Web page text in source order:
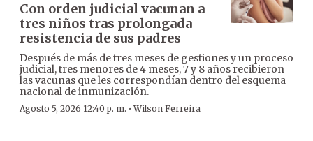
Con orden judicial vacunan a
tres niños tras prolongada
resistencia de sus padres
Después de más de tres meses de gestiones y un proceso
judicial, tres menores de 4 meses, 7 y 8 años recibieron
las vacunas que les correspondían dentro del esquema
nacional de inmunización.
Agosto 5, 2026 12:40 p. m. ·Wilson Ferreira